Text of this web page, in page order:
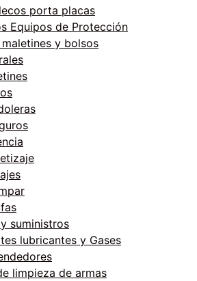
porta placas
Equipos de Protección
y bolsos
suministros
lubricantes y Gases
limpieza de armas